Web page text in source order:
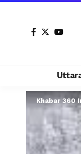
Khabar 360